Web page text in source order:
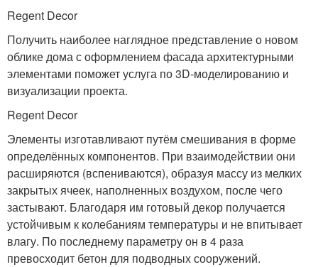
Regent Decor
Получить наиболее наглядное представление о новом
облике дома с оформлением фасада архитектурными
элементами поможет услуга по 3D-моделированию и
визуализации проекта.
Regent Decor
Элементы изготавливают путём смешивания в форме
определённых компонентов. При взаимодействии они
расширяются (вспениваются), образуя массу из мелких
закрытых ячеек, наполненных воздухом, после чего
застывают. Благодаря им готовый декор получается
устойчивым к колебаниям температуры и не впитывает
влагу. По последнему параметру он в 4 раза
превосходит бетон для подводных сооружений.